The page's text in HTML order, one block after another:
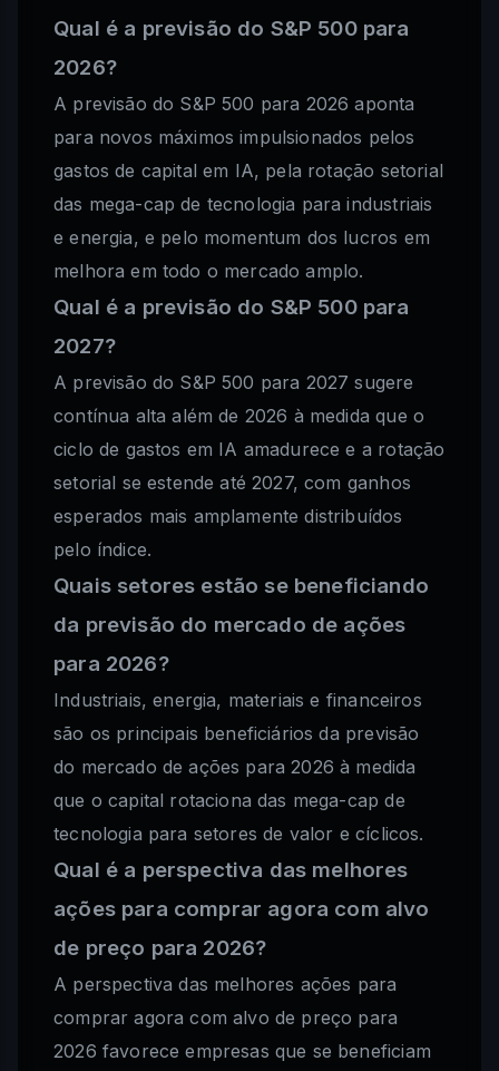
Qual é a previsão do S&P 500 para
2026?
A previsão do S&P 500 para 2026 aponta
para novos máximos impulsionados pelos
gastos de capital em IA, pela rotação setorial
das mega-cap de tecnologia para industriais
e energia, e pelo momentum dos lucros em
melhora em todo o mercado amplo.
Qual é a previsão do S&P 500 para
2027?
A previsão do S&P 500 para 2027 sugere
contínua alta além de 2026 à medida que o
ciclo de gastos em IA amadurece e a rotação
setorial se estende até 2027, com ganhos
esperados mais amplamente distribuídos
pelo índice.
Quais setores estão se beneficiando
da previsão do mercado de ações
para 2026?
Industriais, energia, materiais e financeiros
são os principais beneficiários da previsão
do mercado de ações para 2026 à medida
que o capital rotaciona das mega-cap de
tecnologia para setores de valor e cíclicos.
Qual é a perspectiva das melhores
ações para comprar agora com alvo
de preço para 2026?
A perspectiva das melhores ações para
comprar agora com alvo de preço para
2026 favorece empresas que se beneficiam